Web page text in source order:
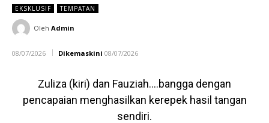
EKSKLUSIF TEMPATAN
Oleh Admin
08/07/2026 Dikemaskini 08/07/2026
Zuliza (kiri) dan Fauziah….bangga dengan
pencapaian menghasilkan kerepek hasil tangan
sendiri.